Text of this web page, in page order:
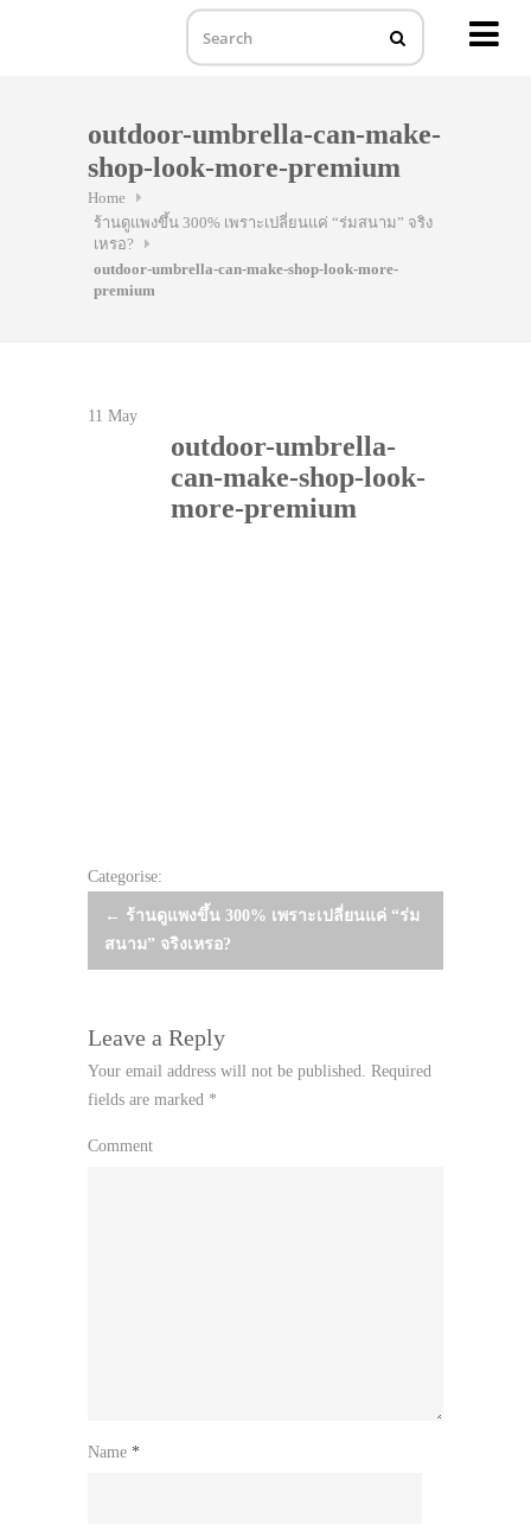
outdoor-umbrella-can-make-
shop-look-more-premium
Home
ร้านดูแพงขึ้น 300% เพราะเปลี่ยนแค่ “ร่มสนาม” จริง
เหรอ?
outdoor-umbrella-can-make-shop-look-more-
premium
11 May
outdoor-umbrella-
can-make-shop-look-
more-premium
Categorise:
Post
navigation
← ร้านดูแพงขึ้น 300% เพราะเปลี่ยนแค่ “ร่ม
สนาม” จริงเหรอ?
Leave a Reply
Your email address will not be published. Required
fields are marked *
Comment
Name *